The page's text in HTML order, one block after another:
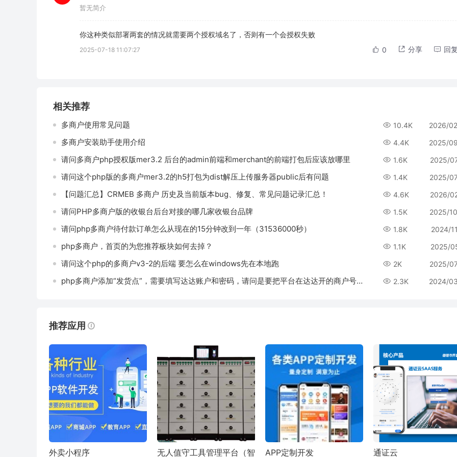
暂无简介
你这种类似部署两套的情况就需要两个授权域名了，否则有一个会授权失败
2025-07-18 11:07:27 0 分享 回
相关推荐
多商户使用常见问题 10.4K 2026/
多商户安装助手使用介绍 4.4K 2025/
请问多商户php授权版mer3.2 后台的admin前端和merchant的前端打包后应该放哪里 1.6K 2025/
请问这个php版的多商户mer3.2的h5打包为dist解压上传服务器public后有问题 1.4K 2025/
【问题汇总】CRMEB 多商户 历史及当前版本bug、修复、常见问题记录汇总！ 4.6K 2026/
请问PHP多商户版的收银台后台对接的哪几家收银台品牌 1.5K 2025/
请问php多商户待付款订单怎么从现在的15分钟改到一年（31536000秒） 1.8K 2024/
php多商户，首页的为您推荐板块如何去掉？ 1.1K 2025/
请问这个php的多商户v3-2的后端 要怎么在windows先在本地跑 2K 2025/
php多商户添加“发货点”，需要填写达达账户和密码，请问是要把平台在达达开的商户号告诉商户，让商户填写吗？ 2.3K 2024/
推荐应用
外卖小程序 无人值守工具管理平台（智 APP定制开发 通证云